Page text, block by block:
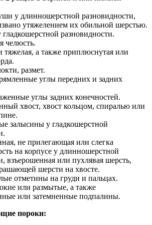
у длинношерстной разновидности,
утяжелением их обильной шерстью.
разновидности.
челюсть.
тяжелая, а также приплюснутая или
размет.
углы передних и задних
углы задних конечностей.
хвост, хвост кольцом, спиралью или
залысины у гладкошерстной
не прилегающая или слегка
на корпусе у длинношерстной
взъерошенная или пухлявая шерсть,
шерсти на хвосте.
отметины на груди и пальцах.
или размытые, а также
или затемненные подпалины.
пороки: